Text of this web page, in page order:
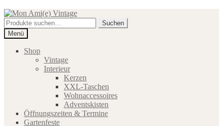
Zur
Navigation
springen
Zum
Inhalt
springen
Suche
nach:
Suchen
Menü
Shop
Vintage
Interieur
Kerzen
XXL-Taschen
Wohnaccessoires
Adventskisten
Öffnungszeiten & Termine
Gartenfeste